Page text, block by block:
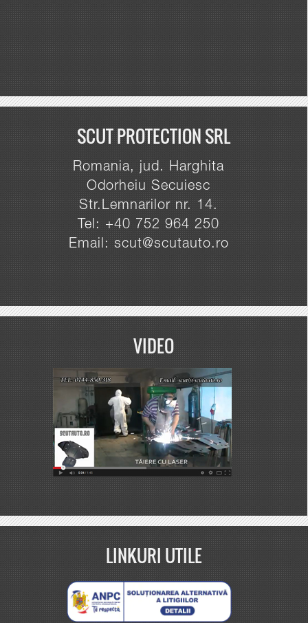
SCUT PROTECTION SRL
Romania, jud. Harghita
Odorheiu Secuiesc
Str.Lemnarilor nr. 14.
Tel: +40 752 964 250
Email: scut@scutauto.ro
VIDEO
LINKURI UTILE